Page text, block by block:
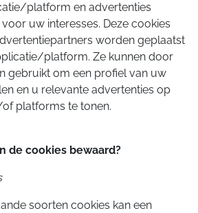
platform en advertenties
uw interesses. Deze cookies
worden geplaatst
platform. Ze kunnen door
gebruikt om een profiel van uw
en u relevante advertenties op
platforms te tonen.
de cookies bewaard?
soorten cookies kan een